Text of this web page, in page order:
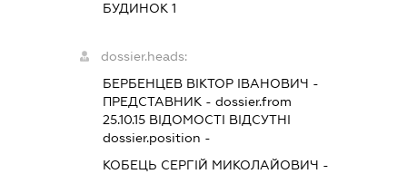
БУДИНОК 1
dossier.heads:
БЕРБЕНЦЕВ ВІКТОР ІВАНОВИЧ -
ПРЕДСТАВНИК- dossier.from
25.10.15ВІДОМОСТІ ВІДСУТНІ
dossier.position -
КОБЕЦЬ СЕРГІЙ МИКОЛАЙОВИЧ -